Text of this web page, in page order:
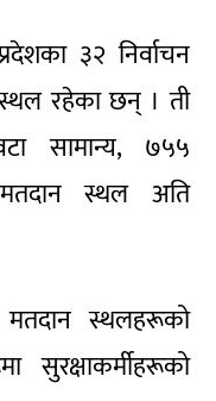
३२ निर्वाचन
स्थल रहेका छन् । ती
सामान्य, ७५५
स्थल अति
मतदान स्थलहरूको